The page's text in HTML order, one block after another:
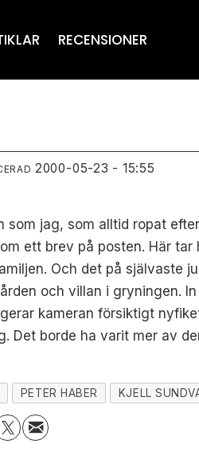
RECENSIONER
2000-05-23 - 15:55
som jag, som alltid ropat
ett brev på posten. Här
Och det på självaste
och villan i gryningen.
kameran försiktigt
Det borde ha varit mer av
PETER HABER KJELL